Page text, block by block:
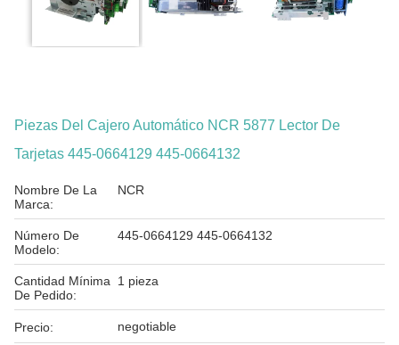
Piezas Del Cajero Automático NCR 5877 Lector De
Tarjetas 445-0664129 445-0664132
Nombre De La
Marca:
NCR
Número De
Modelo:
445-0664129 445-0664132
Cantidad Mínima
De Pedido:
1 pieza
Precio: negotiable